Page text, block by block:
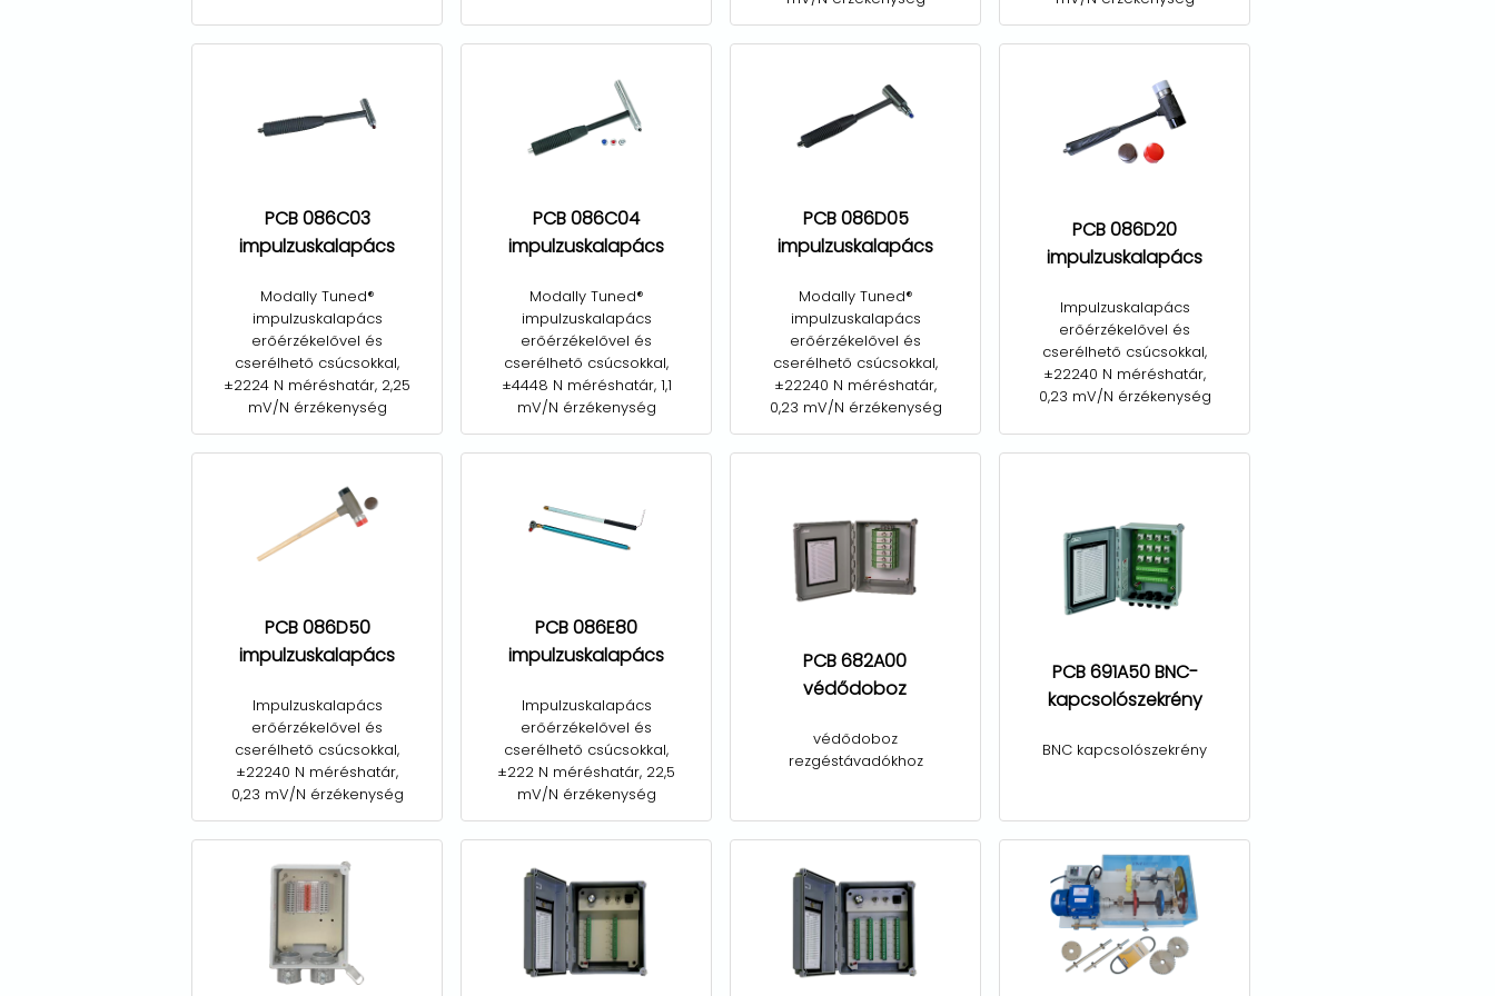
PCB 086C03
impulzuskalapács
Modally Tuned®
impulzuskalapács
erőérzékelővel és
cserélhető csúcsokkal,
±2224 N méréshatár, 2,25
mV/N érzékenység
PCB 086C04
impulzuskalapács
Modally Tuned®
impulzuskalapács
erőérzékelővel és
cserélhető csúcsokkal,
±4448 N méréshatár, 1,1
mV/N érzékenység
PCB 086D05
impulzuskalapács
Modally Tuned®
impulzuskalapács
erőérzékelővel és
cserélhető csúcsokkal,
±22240 N méréshatár,
0,23 mV/N érzékenység
PCB 086D20
impulzuskalapács
Impulzuskalapács
erőérzékelővel és
cserélhető csúcsokkal,
±22240 N méréshatár,
0,23 mV/N érzékenység
PCB 086D50
impulzuskalapács
Impulzuskalapács
erőérzékelővel és
cserélhető csúcsokkal,
±22240 N méréshatár,
0,23 mV/N érzékenység
PCB 086E80
impulzuskalapács
Impulzuskalapács
erőérzékelővel és
cserélhető csúcsokkal,
±222 N méréshatár, 22,5
mV/N érzékenység
PCB 682A00
védődoboz
védődoboz
rezgéstávadókhoz
PCB 691A50 BNC-
kapcsolószekrény
BNC kapcsolószekrény